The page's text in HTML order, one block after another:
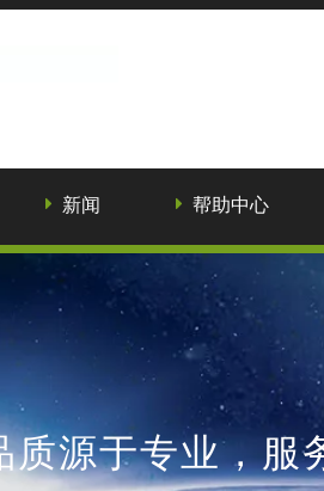
新闻 帮助中心
质源于专业，服